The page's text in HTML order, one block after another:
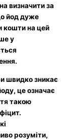
визначити за
йод дуже
кошти на цей
у
швидко зникає
це означає
такою
розуміти,